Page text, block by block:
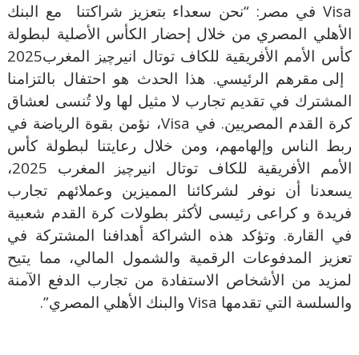
Visa في مصر: “نحن سعداء بتعزيز شراكتنا مع البنك
الأهلي المصري من خلال إحضار الكأس الأصلية لبطولة
كأس الأمم الأفريقية للكاف توتال انير چيز المغرب2025
إلى مقرهم الرئيسي. هذا الحدث هو احتفال بالتزامنا
المشترك في تقديم تجارب لا مثيل لها ولا تُنسى لعشاق
كرة القدم المصريين. في Visa، نؤمن بقوة الرياضة في
ربط الناس وإلهامهم، ومن خلال رعايتنا لبطولة كأس
الأمم الأفريقية للكاف توتال انير چيز
المغرب 2025،
يسعدنا أن نوفر لشركائنا المميزين وعملائهم تجارب
فريدة و كراعى رئيسى لأكثر بطولات كرة القدم شعبية
في القارة. وتؤكد هذه الشراكة أهدافنا المشتركة في
تعزيز المدفوعات الرقمية والشمول المالي، مما يتيح
لمزيد من الأشخاص الاستفادة من تجارب الدفع الآمنة
والسلسة التي تقدمها Visa والبنك الأهلي المصري.”